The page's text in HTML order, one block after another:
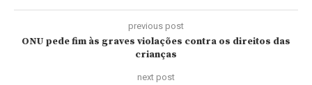
previous post
ONU pede fim às graves violações contra os direitos das
crianças
next post